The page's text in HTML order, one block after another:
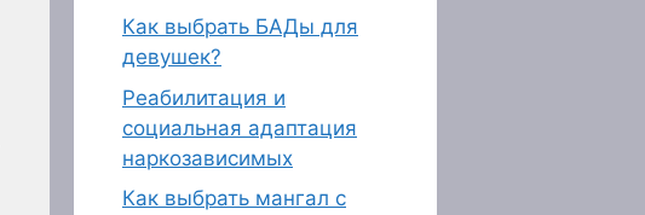
Как выбрать БАДы для
девушек?
Реабилитация и
социальная адаптация
наркозависимых
Как выбрать мангал с